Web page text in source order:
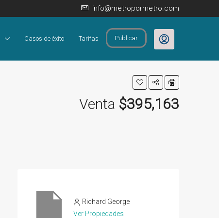
info@metropormetro.com
Casos de éxito Tarifas Publicar
Venta $395,163
Richard George
Ver Propiedades